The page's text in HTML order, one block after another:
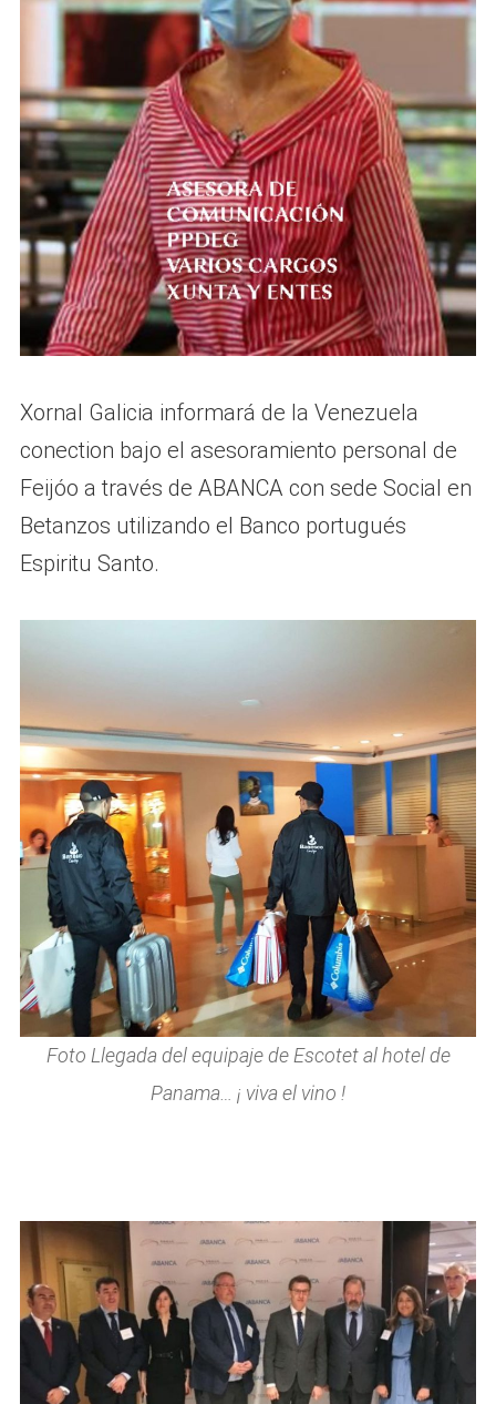
Xornal Galicia informará de la Venezuela
conection bajo el asesoramiento personal de
Feijóo a través de ABANCA con sede Social en
Betanzos utilizando el Banco portugués
Espiritu Santo.
Foto Llegada del equipaje de Escotet al hotel de
Panama… ¡ viva el vino !